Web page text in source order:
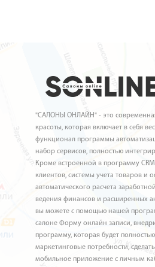
"САЛОНЫ ОНЛАЙН" - это
красоты, которая включает в себя
функционал программы
набор сервисов, полностью
Кроме встроенной в программу
клиентов, системы учета товаров и
автоматического расчета
ведения финансов и расширенных
вы можете с помощью нашей
салоне Форму онлайн записи,
программу, которая будет
маркетинговые потребности,
мобильное приложение с личным